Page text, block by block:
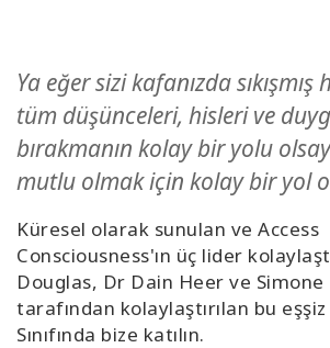
More
Mutluluğunuzu
Açın
İLETIŞIM
Ya eğer sizi kafanızda
tüm düşünceleri, hisleri ve
bırakmanın kolay bir yolu
mutlu olmak için kolay bir yol
Küresel olarak sunulan ve Access
Consciousness'ın üç lider
Douglas, Dr Dain Heer ve Simone
tarafından kolaylaştırılan bu
Sınıfında bize katılın.